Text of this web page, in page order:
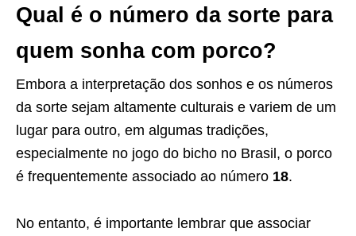
Qual é o número da sorte para
quem sonha com porco?
Embora a interpretação dos sonhos e os números
da sorte sejam altamente culturais e variem de um
lugar para outro, em algumas tradições,
especialmente no jogo do bicho no Brasil, o porco
é frequentemente associado ao número 18.
No entanto, é importante lembrar que associar